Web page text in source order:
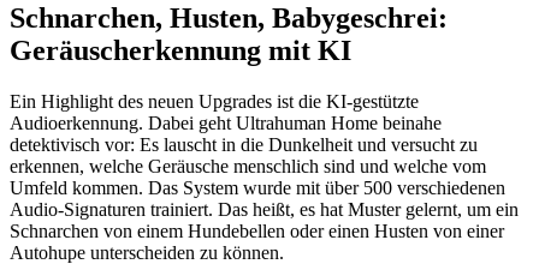
Schnarchen, Husten, Babygeschrei:
Geräuscherkennung mit KI
Ein Highlight des neuen Upgrades ist die KI-gestützte
Audioerkennung. Dabei geht Ultrahuman Home beinahe
detektivisch vor: Es lauscht in die Dunkelheit und versucht zu
erkennen, welche Geräusche menschlich sind und welche vom
Umfeld kommen. Das System wurde mit über 500 verschiedenen
Audio-Signaturen trainiert. Das heißt, es hat Muster gelernt, um ein
Schnarchen von einem Hundebellen oder einen Husten von einer
Autohupe unterscheiden zu können.